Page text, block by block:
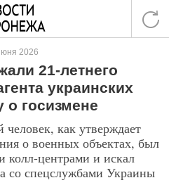
2026
21-летнего
украинских
о госизмене
как утверждает
о военных объектах, был
колл-центрами и искал
со спецслужбами Украины